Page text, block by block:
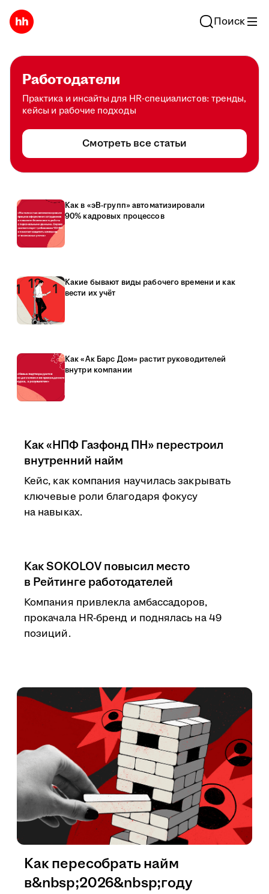
Поиск
Работодатели
Практика и инсайты для HR-специалистов: тренды,
кейсы и рабочие подходы
Смотреть все статьи
Как в «эВ-групп» автоматизировали
90% кадровых процессов
Какие бывают виды рабочего времени и как
вести их учёт
Как «Ак Барс Дом» растит руководителей
внутри компании
Как «НПФ Газфонд ПН» перестроил
внутренний найм
Кейс, как компания научилась закрывать
ключевые роли благодаря фокусу
на навыках.
Как SOKOLOV повысил место
в Рейтинге работодателей
Компания привлекла амбассадоров,
прокачала HR-бренд и поднялась на 49
позиций.
Как пересобрать найм
в&nbsp;2026&nbsp;году